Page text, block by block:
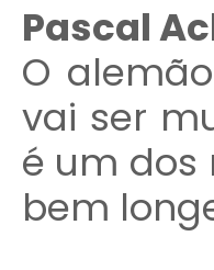
Pascal
O
vai ser
é um dos
bem